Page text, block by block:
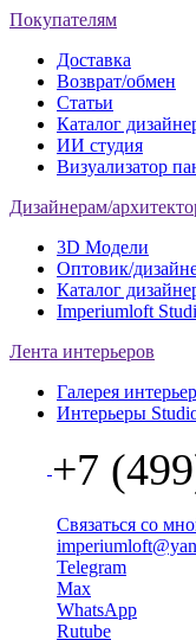
Покупателям
Доставка
Возврат/обмен
Статьи
Каталог
ИИ студия
Визуализатор
Дизайнерам/
3D Модели
Оптовик/
Каталог
Imperiumloft
Лента интерьеров
Галерея
Интерьеры
+7
Связаться со
Telegram
Max
WhatsApp
Rutube